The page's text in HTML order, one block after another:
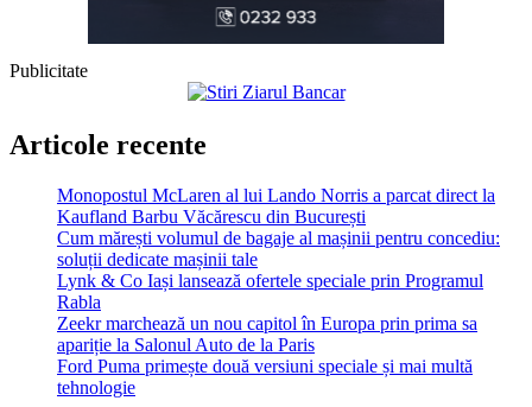
Publicitate
Articole recente
Monopostul McLaren al lui Lando Norris a parcat direct la
Kaufland Barbu Văcărescu din București
Cum mărești volumul de bagaje al mașinii pentru concediu:
soluții dedicate mașinii tale
Lynk & Co Iași lansează ofertele speciale prin Programul
Rabla
Zeekr marchează un nou capitol în Europa prin prima sa
apariție la Salonul Auto de la Paris
Ford Puma primește două versiuni speciale și mai multă
tehnologie